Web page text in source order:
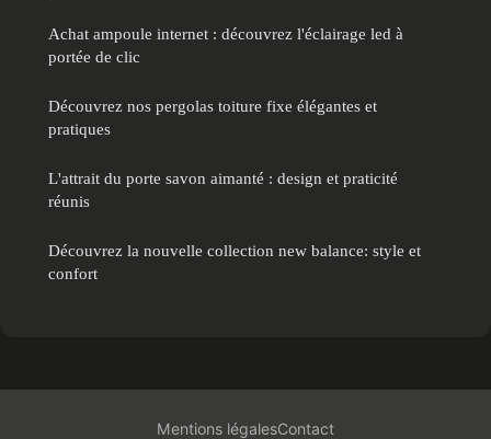
Achat ampoule internet : découvrez l'éclairage led à
portée de clic
Découvrez nos pergolas toiture fixe élégantes et
pratiques
L'attrait du porte savon aimanté : design et praticité
réunis
Découvrez la nouvelle collection new balance: style et
confort
Mentions légalesContact